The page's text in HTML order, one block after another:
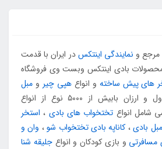
و نمایندگی اینتکسدر ایران با قدمت
محصولات بادی اینتکس وبست وی فروشگاه
های پیش ساخته و انواعهپی چیر و مبل
با قیمت دست اول و ارزان بابیش از ۵۰۰۰ نوع از انواع
شامل انواع تختخواب های بادی ، استخر
مبل بادی، کاناپه بادی تختخواب شو، وان و
مسافرتی و بازی کودکان و انواعجلیقه شنا